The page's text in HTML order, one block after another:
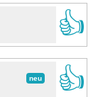
👍
neu
👍